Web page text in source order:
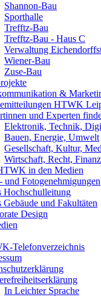
Shannon-Bau
Sporthalle
Trefftz-Bau
Trefftz-Bau - Haus C
Verwaltung
Wiener-Bau
Zuse-Bau
&
HTWK
und Experten
Elektronik, Technik,
Bauen, Energie, Umwelt
Gesellschaft, Kultur,
Wirtschaft, Recht,
in den Medien
und Fotogenehmigungen
Hochschulleitung
Gebäude und Fakultäten
Design
Telefonverzeichnis
In Leichter Sprache